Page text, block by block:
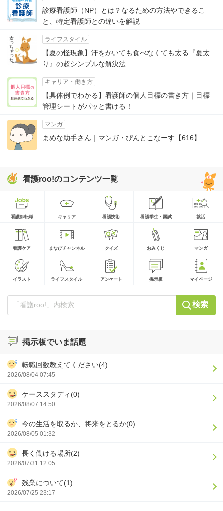
診療看護師（NP）とは？なるための方法やできるこ
と、特定看護師との違いを解説
ライフスタイル
【夏の怪現象】汗をかいても食べなくても太る『夏太
り』の超シンプルな解決法
キャリア・働き方
【具体例でわかる】看護師の個人目標の書き方｜目標
管理シートがパッと書ける！
マンガ
まめな助手さん｜マンガ・ぴんとこなーす【616】
看護roo!のコンテンツ一覧
看護師転職 キャリア 看護技術 看護学生・国試 就活
看護ケア まなびチャンネル クイズ おみくじ マンガ
イラスト ライフスタイル アンケート 掲示板 マイページ
検索
掲示板でいま話題
転職回数教えてください(4)
2026/08/04 07:45
ケーススタディ(0)
2026/08/07 14:50
今の生活を取るか、将来をとるか(0)
2026/08/05 01:32
長く働ける場所(2)
2026/07/31 12:05
残業について(1)
2026/07/25 23:17